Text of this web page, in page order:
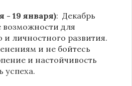
- 19 января): Декабрь
возможности для
личностного развития.
и не бойтесь
и настойчивость
успеха.